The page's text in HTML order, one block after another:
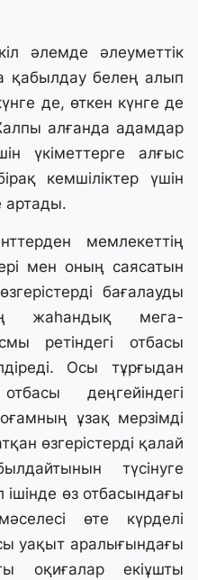
әлемде әлеуметтік
қабылдау белең алып
де, өткен күнге де
алғанда адамдар
үкіметтерге алғыс
кемшіліктер үшін
артады.
мемлекеттің
мен оның саясатын
бағалауды
жаһандық мега-
ретіндегі отбасы
Осы тұрғыдан
деңгейіндегі
ұзақ мерзімді
өзгерістерді қалай
түсінуге
ішінде өз отбасындағы
өте күрделі
уақыт аралығындағы
оқиғалар екіұшты